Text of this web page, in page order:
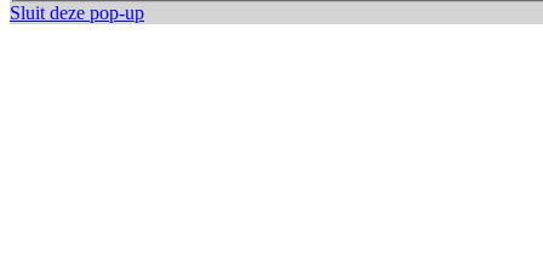
Sluit deze pop-up